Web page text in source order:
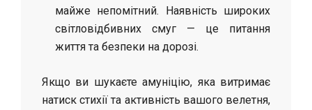
майже непомітний. Наявність широких
світловідбивних смуг — це питання
життя та безпеки на дорозі.
Якщо ви шукаєте амуніцію, яка витримає
натиск стихії та активність вашого велетня,